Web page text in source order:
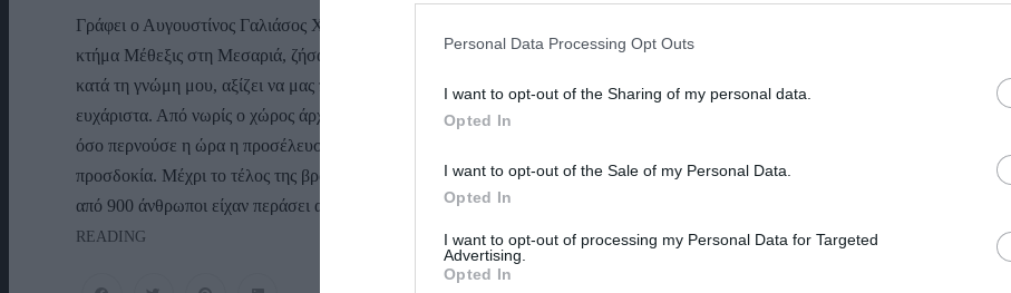
Personal Data Processing Opt Outs
I want to opt-out of the Sharing of my personal data.
Opted In
I want to opt-out of the Sale of my Personal Data.
Opted In
I want to opt-out of processing my Personal Data for Targeted
Advertising.
Opted In
Γράφει ο Αυγουστίνος Γαλιάσος Χθες το βράδυ, στο
κτήμα Μέθεξις στη Μεσαριά, ζήσαμε μια εικόνα που,
κατά τη γνώμη μου, αξίζει να μας προβληματίσει
ευχάριστα. Από νωρίς ο χώρος άρχισε να γεμίζει και
όσο περνούσε η ώρα η προσέλευση ξεπερνούσε κάθε
προσδοκία. Μέχρι το τέλος της βραδιάς, περισσότεροι
από 900 άνθρωποι είχαν περάσει από το…
CONTINUE
READING
Φορτώνει πλεόν στην ράμπα και στον καταπέλτη!
Αυγούστου 2026. Οι αναγνώστες μας ήταν παρόντες και
δημοσιογραφικά – χρεώθηκαν. Πρωταθλητής ο άσχετος
–